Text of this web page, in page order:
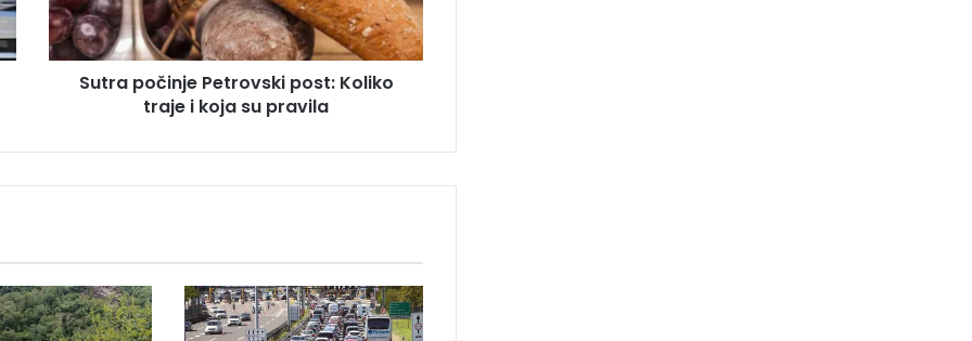
o
č
i
P
v
s
k
i
Sutra počinje Petrovski post: Koliko
traje i koja su pravila